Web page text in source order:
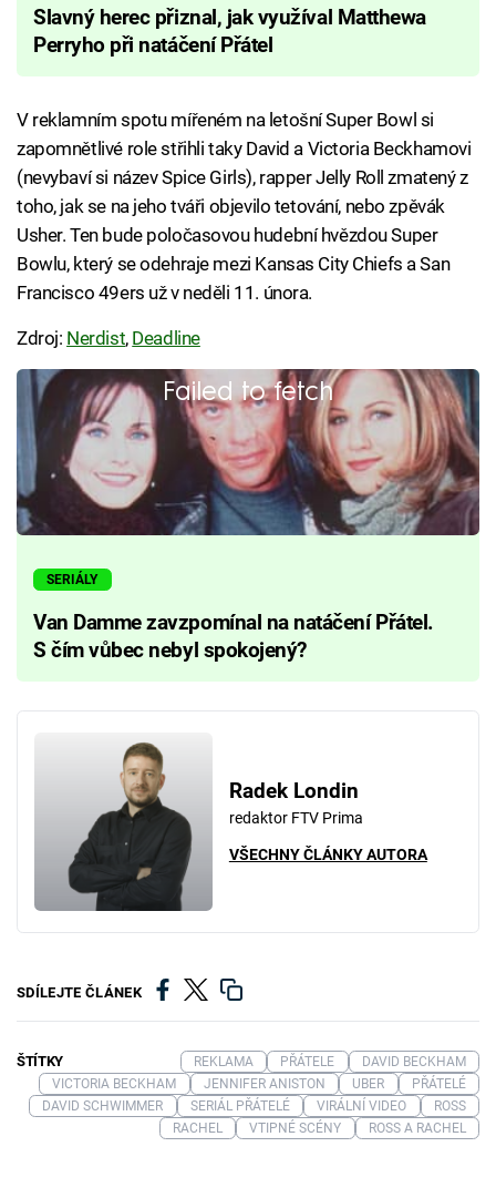
Slavný herec přiznal, jak využíval Matthewa
Perryho při natáčení Přátel
V reklamním spotu mířeném na letošní Super Bowl si
zapomnětlivé role střihli taky David a Victoria Beckhamovi
(nevybaví si název Spice Girls), rapper Jelly Roll zmatený z
toho, jak se na jeho tváři objevilo tetování, nebo zpěvák
Usher. Ten bude poločasovou hudební hvězdou Super
Bowlu, který se odehraje mezi Kansas City Chiefs a San
Francisco 49ers už v neděli 11. února.
Zdroj: Nerdist, Deadline
Failed to fetch
SERIÁLY
Van Damme zavzpomínal na natáčení Přátel.
S čím vůbec nebyl spokojený?
Radek Londin
redaktor FTV Prima
VŠECHNY ČLÁNKY AUTORA
SDÍLEJTE ČLÁNEK
ŠTÍTKY REKLAMA PŘÁTELE
DAVID BECKHAM
VICTORIA BECKHAM
JENNIFER ANISTON UBER
PŘÁTELÉ
DAVID SCHWIMMER
SERIÁL PŘÁTELÉ VIRÁLNÍ VIDEO
ROSS
RACHEL
VTIPNÉ SCÉNY ROSS A RACHEL